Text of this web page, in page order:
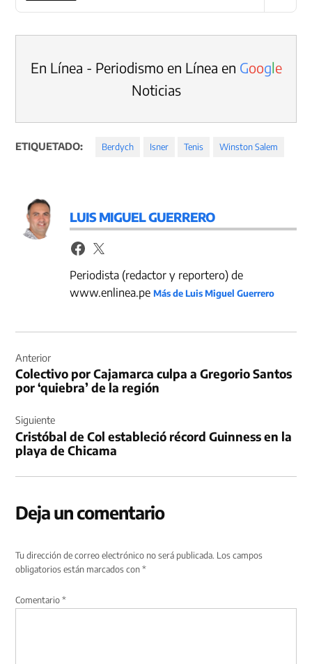
En Línea - Periodismo en Línea en Google
Noticias
ETIQUETADO: Berdych Isner Tenis Winston Salem
LUIS MIGUEL GUERRERO
Periodista (redactor y reportero) de
www.enlinea.peMás de Luis Miguel Guerrero
de
entradas
Anterior
Colectivo por Cajamarca culpa a Gregorio Santos
por ‘quiebra’ de la región
Siguiente
Cristóbal de Col estableció récord Guinness en la
playa de Chicama
Deja un comentario
Tu dirección de correo electrónico no será publicada. Los campos
obligatorios están marcados con*
Comentario*